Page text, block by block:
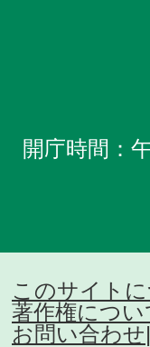
開庁時間：
このサイト
著作権につい
お問い合わせ